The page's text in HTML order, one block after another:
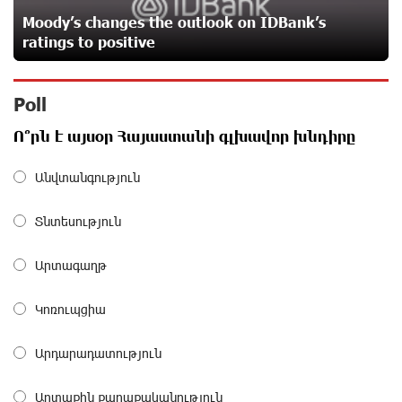
Idram is the general partner of the "Towards Conscious
Parenting 2026" annual conference
about a month ago
the Support of Unibank
Bonds
From Financial Adventures to Great Victories: The 4th
Junius Financial Online Tournament Wrapped Up
The Power of One Dram and the Armenian State
Moody’s changes the outlook on IDBank’s
ratings to positive
Poll
Ո՞րն է այսօր Հայաստանի գլխավոր խնդիրը
Անվտանգություն
Տնտեսություն
Արտագաղթ
Կոռուպցիա
Արդարադատություն
Արտաքին քաղաքականություն